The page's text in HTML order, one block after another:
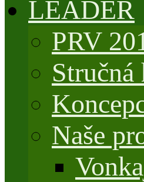
LEADER
PRV
Naše